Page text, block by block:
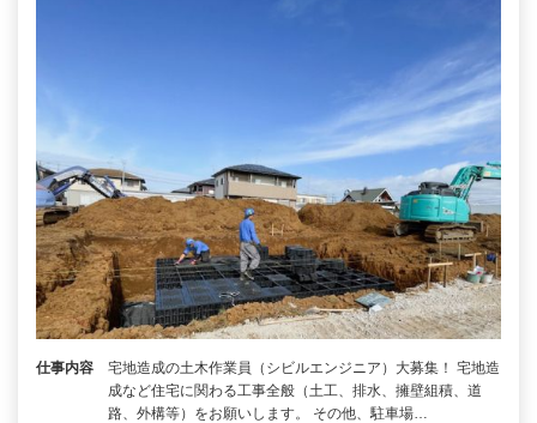
仕事内容
宅地造成の土木作業員（シビルエンジニア）大募集！ 宅地造
成など住宅に関わる工事全般（土工、排水、擁壁組積、道
路、外構等）をお願いします。 その他、駐車場…